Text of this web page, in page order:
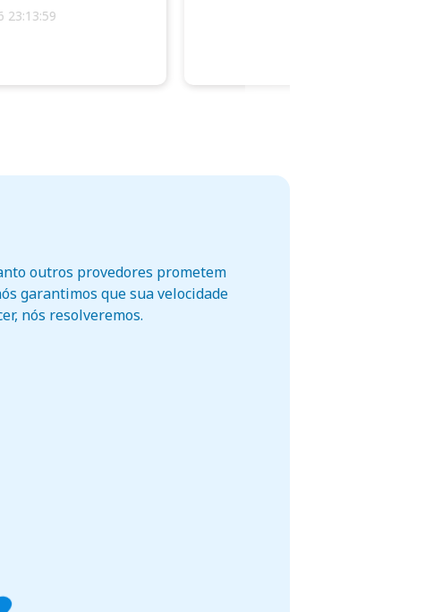
23:13:59
outros provedores prometem
garantimos que sua velocidade
nós resolveremos.